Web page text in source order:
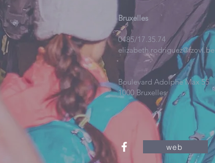
Bruxelles
0485/17.35.74
elizabeth.rodriguez@fzovl.be
Boulevard Adolphe Max 55
1000 Bruxelles
web